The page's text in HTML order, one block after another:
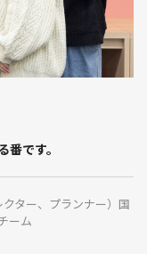
です。
ター、プランナー）国
ーム